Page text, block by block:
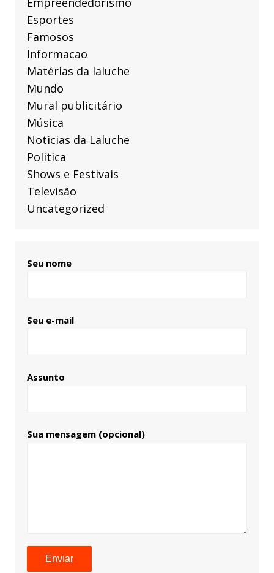
Esportes
Famosos
Informacao
Matérias da laluche
Mundo
Mural publicitário
Música
Noticias da Laluche
Politica
Shows e Festivais
Televisão
Uncategorized
Seu nome
Seu e-mail
Assunto
Sua mensagem (opcional)